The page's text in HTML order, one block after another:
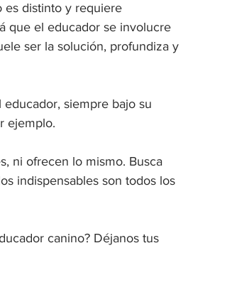
es distinto y requiere
que el educador se involucre
ser la solución, profundiza y
siempre bajo su
ejemplo.
ni ofrecen lo mismo. Busca
indispensables son todos los
canino? Déjanos tus